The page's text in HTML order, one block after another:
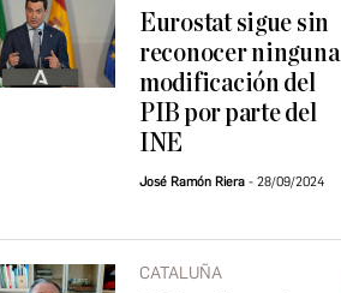
Eurostat sigue sin
reconocer ninguna
modificación del
PIB por parte del
INE
José Ramón Riera 28/09/2024
CATALUÑA